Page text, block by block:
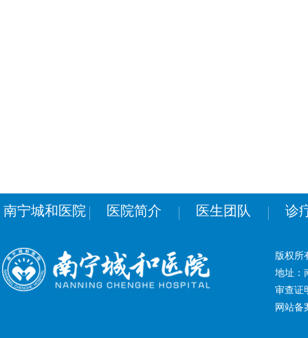
南宁城和医院 医院简介 医生团队 诊
版权所
地址：
审查证
网站备